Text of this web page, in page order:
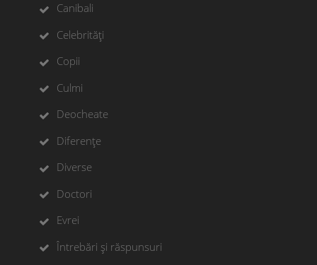
Canibali
Celebrități
Copii
Culmi
Deocheate
Diferențe
Diverse
Doctori
Evrei
Întrebări și răspunsuri